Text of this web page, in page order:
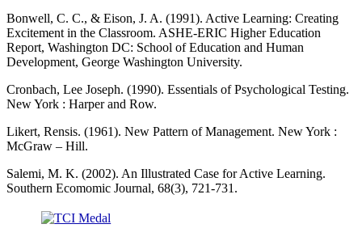
Bonwell, C. C., & Eison, J. A. (1991). Active Learning: Creating
Excitement in the Classroom. ASHE-ERIC Higher Education
Report, Washington DC: School of Education and Human
Development, George Washington University.
Cronbach, Lee Joseph. (1990). Essentials of Psychological Testing.
New York : Harper and Row.
Likert, Rensis. (1961). New Pattern of Management. New York :
McGraw – Hill.
Salemi, M. K. (2002). An Illustrated Case for Active Learning.
Southern Ecomomic Journal, 68(3), 721-731.